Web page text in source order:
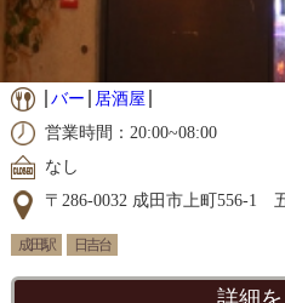
バー
居酒屋
営業時間：20:00~08:00
なし
〒286-0032 成田市上町556-1
成田駅 日吉台